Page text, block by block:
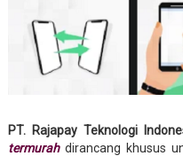
PT. Rajapay Teknologi
termurahdirancang khusus